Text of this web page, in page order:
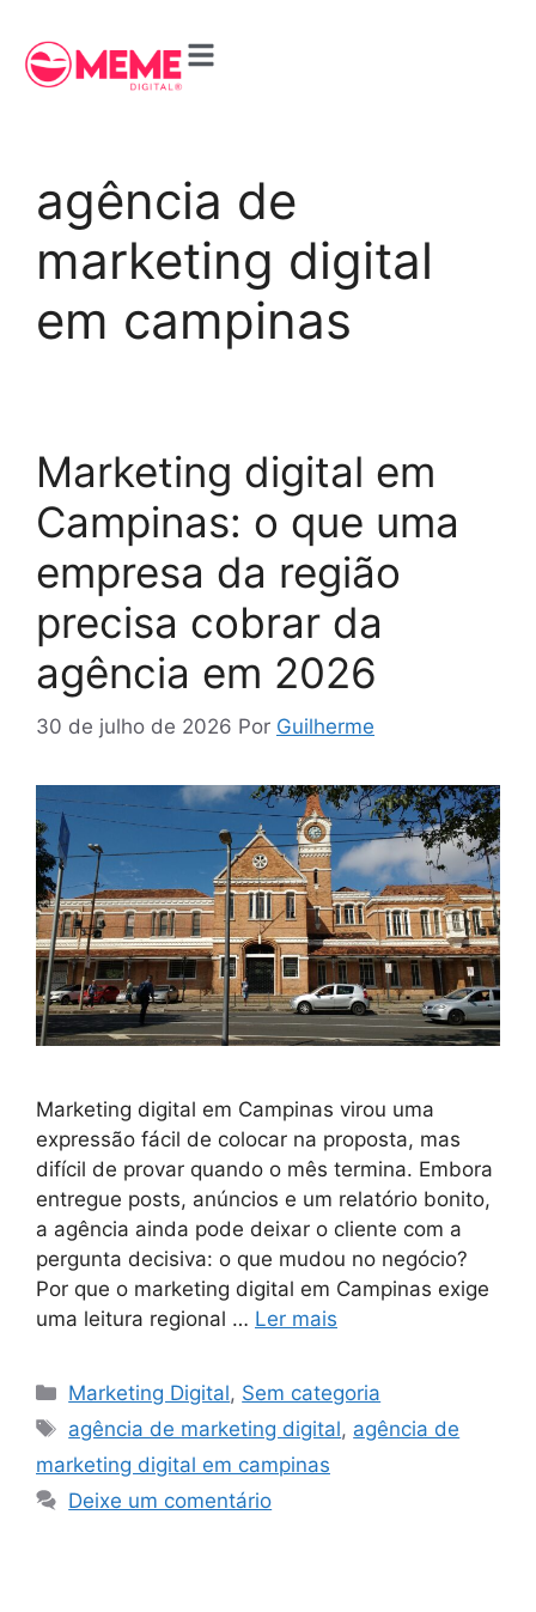
agência de
marketing digital
em campinas
Marketing digital em
Campinas: o que uma
empresa da região
precisa cobrar da
agência em 2026
30 de julho de 2026 Por Guilherme
Marketing digital em Campinas virou uma
expressão fácil de colocar na proposta, mas
difícil de provar quando o mês termina. Embora
entregue posts, anúncios e um relatório bonito,
a agência ainda pode deixar o cliente com a
pergunta decisiva: o que mudou no negócio?
Por que o marketing digital em Campinas exige
uma leitura regional … Ler mais
Marketing Digital, Sem categoria
agência de marketing digital, agência de
marketing digital em campinas
Deixe um comentário